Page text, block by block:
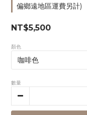
偏鄉遠地區運費另計)
NT$5,500
顏色
數量